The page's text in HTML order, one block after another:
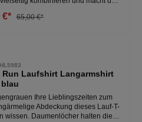
Produktinformationen handelt es
für eine bequeme und vielseitige
für einen modernen,
bietet Platz für kleine
Dezentes adidas Logo sorgt für
Markenauftritt
€* 65,00 €*
HL5983
Run Laufshirt Langarmshirt
blau
Ihre Lieblingszeiten zum
Abdeckung dieses Lauf-T-
wissen. Daumenlöcher halten die